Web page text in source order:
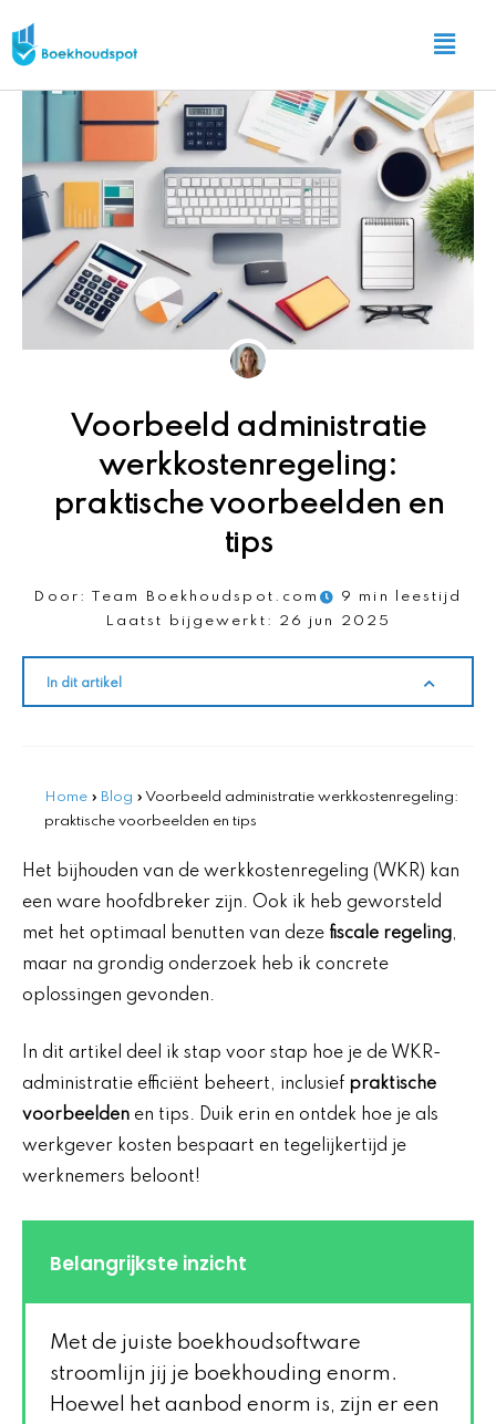
naar
de
Main
Menu
Voorbeeld administratie
werkkostenregeling:
praktische voorbeelden en
tips
Door: Team Boekhoudspot.com
9 min leestijd
Laatst bijgewerkt:
26 jun 2025
In dit artikel
Home » Blog » Voorbeeld administratie werkkostenregeling:
praktische voorbeelden en tips
Het bijhouden van de werkkostenregeling (WKR) kan
een ware hoofdbreker zijn. Ook ik heb geworsteld
met het optimaal benutten van deze fiscale regeling,
maar na grondig onderzoek heb ik concrete
oplossingen gevonden.
In dit artikel deel ik stap voor stap hoe je de WKR-
administratie efficiënt beheert, inclusief praktische
voorbeelden en tips. Duik erin en ontdek hoe je als
werkgever kosten bespaart en tegelijkertijd je
werknemers beloont!
Belangrijkste inzicht
Met de juiste boekhoudsoftware
stroomlijn jij je boekhouding enorm.
Hoewel het aanbod enorm is, zijn er een